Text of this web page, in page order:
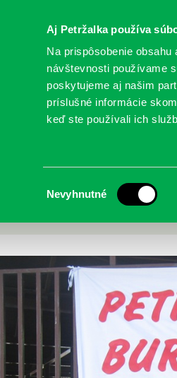
Aj Petržalka používa
Na prispôsobenie
návštevnosti používame
poskytujeme aj našim
príslušné informácie
keď ste používali ich
súhlasu
Nevyhnutné
SA ONLINE
Dňa 14…